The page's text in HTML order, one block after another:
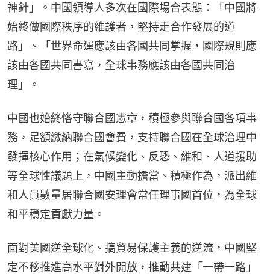
神針」。中國領導人多次在國際場合表態：「中國將
始終做國際秩序的維護者，堅持走合作發展的道
路」、「世界命運應該由各國共同掌握，國際規則應
該由各國共同書寫，全球事務應該由各國共同治
理」。
中國也始終恪守聯合國憲章，積極參與聯合國各項事
務，足額繳納聯合國會費，支持聯合國在全球治理中
發揮核心作用；在氣候變化、反恐、維和、人道援助
等全球性議題上，中國主動擔當、積極作為，派出維
和人員數量居聯合國安理會常任理事國首位，為全球
和平穩定貢獻力量。
面對美國逆全球化、搞貿易保護主義的逆流，中國堅
定不移推進高水平對外開放，推動共建「一帶一路」